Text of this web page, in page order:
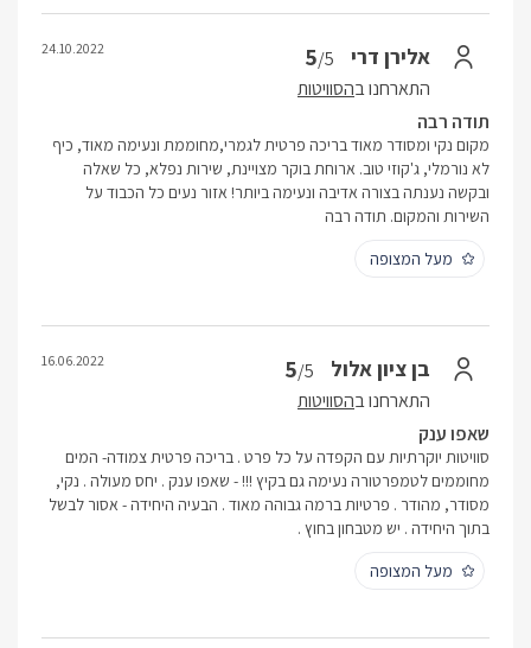
אלירן דרי 5/5
התארחנו בהסוויטות
24.10.2022
תודה רבה
מקום נקי ומסודר מאוד בריכה פרטית לגמרי,מחוממת ונעימה מאוד, כיף
לא נורמלי, ג'קוזי טוב. ארוחת בוקר מצויינת, שירות נפלא, כל שאלה
ובקשה נענתה בצורה אדיבה ונעימה ביותר! אזור נעים כל הכבוד על
השירות והמקום. תודה רבה
מעל המצופה
בן ציון אלול 5/5
התארחנו בהסוויטות
16.06.2022
שאפו ענק
סוויטות יוקרתיות עם הקפדה על כל פרט . בריכה פרטית צמודה- המים
מחוממים לטמפרטורה נעימה גם בקיץ !!! - שאפו ענק . יחס מעולה . נקי,
מסודר, מהודר . פרטיות ברמה גבוהה מאוד . הבעיה היחידה - אסור לבשל
בתוך היחידה . יש מטבחון בחוץ .
מעל המצופה